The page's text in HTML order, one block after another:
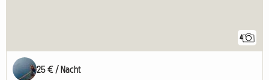
4
25 € / Nacht